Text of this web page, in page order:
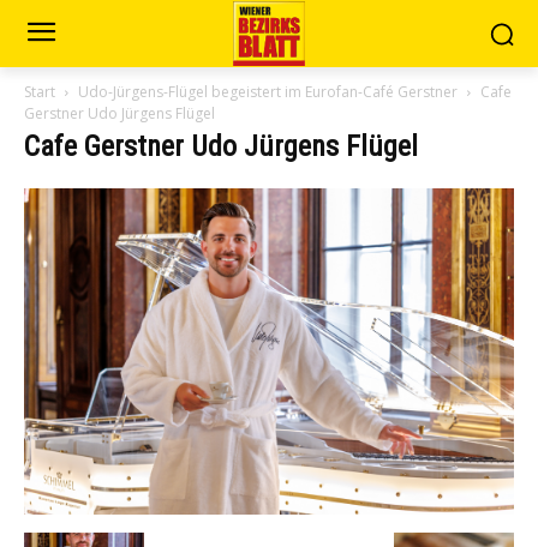
Start Udo-Jürgens-Flügel begeistert im Eurofan-Café Gerstner
Cafe
Gerstner Udo Jürgens Flügel
Cafe Gerstner Udo Jürgens Flügel